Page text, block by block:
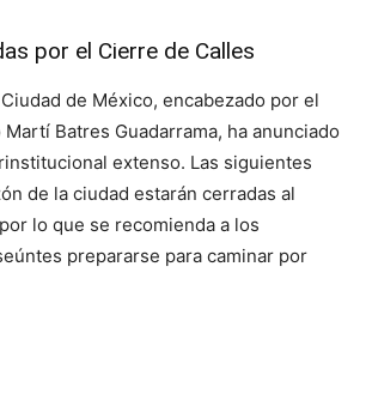
por el Cierre de Calles
de México, encabezado por el
Batres Guadarrama, ha anunciado
extenso. Las siguientes
de la ciudad estarán cerradas al
lo que se recomienda a los
prepararse para caminar por